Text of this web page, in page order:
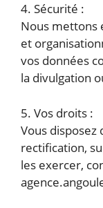
4. Sécurité :
Nous mettons
et
vos données
la divulgation
5. Vos droits :
Vous disposez
rectification,
les exercer,